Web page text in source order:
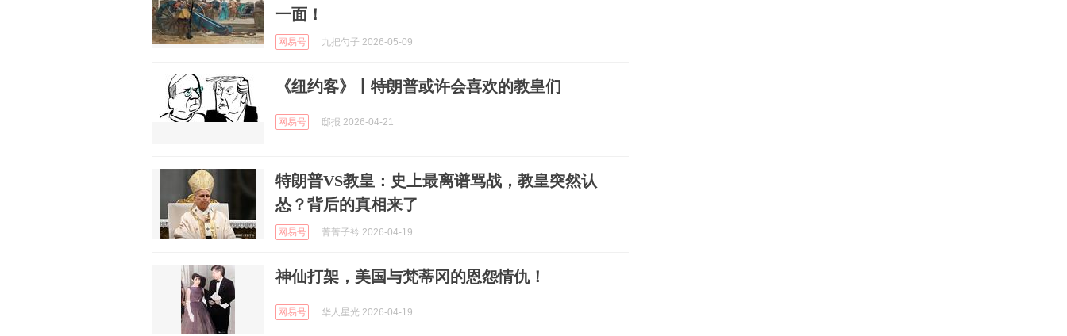
一面！
网易号 九把勺子 2026-05-09
《纽约客》丨特朗普或许会喜欢的教皇们
网易号 邸报 2026-04-21
特朗普VS教皇：史上最离谱骂战，教皇突然认
怂？背后的真相来了
网易号 菁菁子衿 2026-04-19
神仙打架，美国与梵蒂冈的恩怨情仇！
网易号 华人星光 2026-04-19